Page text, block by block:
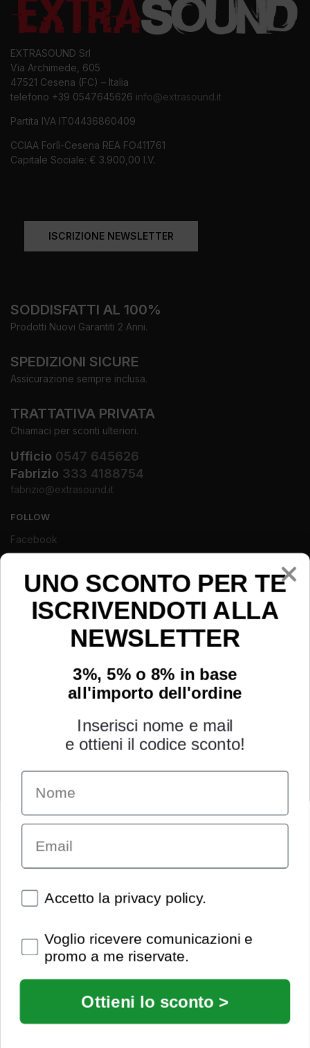
EXTRASOUND Srl
Via Archimede, 605
47521 Cesena (FC) – Italia
telefono +39 0547645626 info@extrasound.it
Partita IVA IT04436860409
CCIAA Forlì-Cesena REA FO411761
Capitale Sociale: € 3.900,00 I.V.
ISCRIZIONE NEWSLETTER
SODDISFATTI AL 100%
Prodotti Nuovi Garantiti 2 Anni.
SPEDIZIONI SICURE
Assicurazione sempre inclusa.
TRATTATIVA PRIVATA
Chiamaci per sconti ulteriori.
Ufficio 0547 645626
Fabrizio 333 4188754
fabrizio@extrasound.it
FOLLOW
Facebook
Instagram
Youtube
INFORMAZIONI
Chi siamo
Garanzia
Richiesta assistenza tecnica
Pagamenti e spedizioni
Utilizzo dei cookies
Recedi dal contratto
UNO SCONTO PER TE
ISCRIVENDOTI ALLA
NEWSLETTER
3%, 5% o 8% in base
all'importo dell'ordine
Inserisci nome e mail
e ottieni il codice sconto!
Name
Email
Spunte obbligatorie
Accetto la privacy policy.
Spunte obbligatorie
Voglio ricevere comunicazioni e
promo a me riservate.
Ottieni lo sconto >